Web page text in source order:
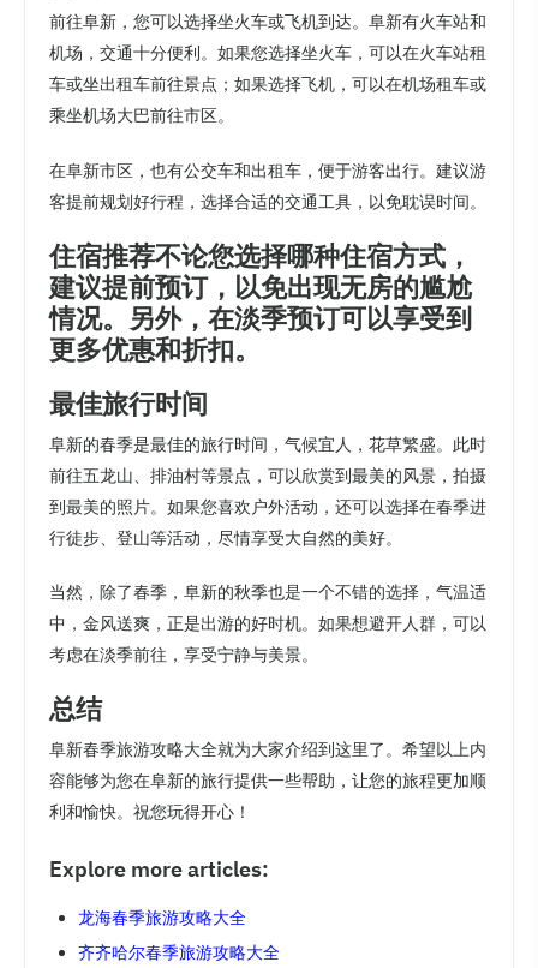
前往阜新，您可以选择坐火车或飞机到达。阜新有火车站和
机场，交通十分便利。如果您选择坐火车，可以在火车站租
车或坐出租车前往景点；如果选择飞机，可以在机场租车或
乘坐机场大巴前往市区。
在阜新市区，也有公交车和出租车，便于游客出行。建议游
客提前规划好行程，选择合适的交通工具，以免耽误时间。
住宿推荐不论您选择哪种住宿方式，
建议提前预订，以免出现无房的尴尬
情况。另外，在淡季预订可以享受到
更多优惠和折扣。
最佳旅行时间
阜新的春季是最佳的旅行时间，气候宜人，花草繁盛。此时
前往五龙山、排油村等景点，可以欣赏到最美的风景，拍摄
到最美的照片。如果您喜欢户外活动，还可以选择在春季进
行徒步、登山等活动，尽情享受大自然的美好。
当然，除了春季，阜新的秋季也是一个不错的选择，气温适
中，金风送爽，正是出游的好时机。如果想避开人群，可以
考虑在淡季前往，享受宁静与美景。
总结
阜新春季旅游攻略大全就为大家介绍到这里了。希望以上内
容能够为您在阜新的旅行提供一些帮助，让您的旅程更加顺
利和愉快。祝您玩得开心！
Explore more articles:
龙海春季旅游攻略大全
齐齐哈尔春季旅游攻略大全